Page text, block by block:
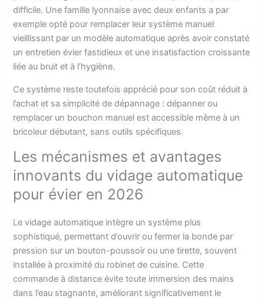
difficile. Une famille lyonnaise avec deux enfants a par
exemple opté pour remplacer leur système manuel
vieillissant par un modèle automatique après avoir constaté
un entretien évier fastidieux et une insatisfaction croissante
liée au bruit et à l’hygiène.
Ce système reste toutefois apprécié pour son coût réduit à
l’achat et sa simplicité de dépannage : dépanner ou
remplacer un bouchon manuel est accessible même à un
bricoleur débutant, sans outils spécifiques.
Les mécanismes et avantages
innovants du vidage automatique
pour évier en 2026
Le vidage automatique intègre un système plus
sophistiqué, permettant d’ouvrir ou fermer la bonde par
pression sur un bouton-poussoir ou une tirette, souvent
installée à proximité du robinet de cuisine. Cette
commande à distance évite toute immersion des mains
dans l’eau stagnante, améliorant significativement le